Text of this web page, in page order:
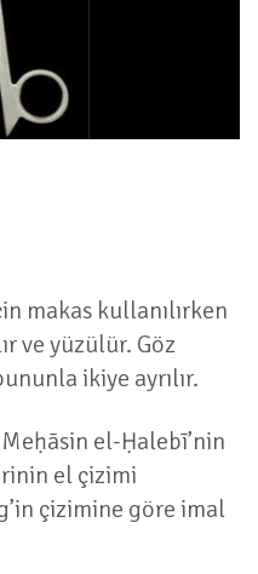
makas kullanılırken
ve yüzülür. Göz
ikiye ayrılır.
el-Ḥalebī’nin
el çizimi
çizimine göre imal